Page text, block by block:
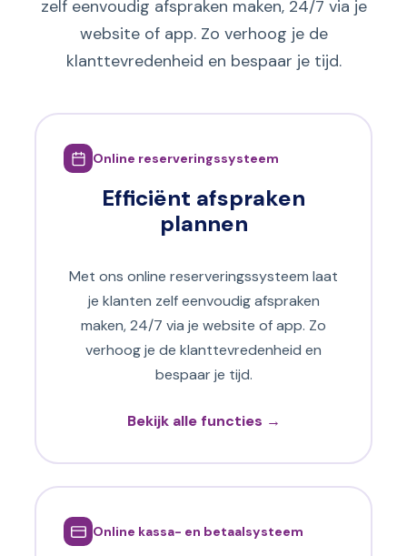
zelf eenvoudig afspraken maken, 24/7 via je
website of app. Zo verhoog je de
klanttevredenheid en bespaar je tijd.
Online reserveringssysteem
Efficiënt afspraken
plannen
Met ons online reserveringssysteem laat
je klanten zelf eenvoudig afspraken
maken, 24/7 via je website of app. Zo
verhoog je de klanttevredenheid en
bespaar je tijd.
Bekijk alle functies →
Online kassa- en betaalsysteem